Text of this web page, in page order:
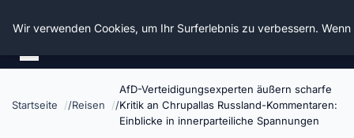
Die Schnitter
Startseite Reisen
AfD-Verteidigungsexperten äußern scharfe
Kritik an Chrupallas Russland-Kommentaren:
Einblicke in innerparteiliche Spannungen
Wir verwenden Cookies, um Ihr Surferlebnis zu verbessern.